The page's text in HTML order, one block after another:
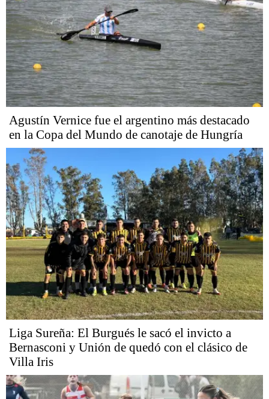
Agustín Vernice fue el argentino más destacado
en la Copa del Mundo de canotaje de Hungría
Liga Sureña: El Burgués le sacó el invicto a
Bernasconi y Unión de quedó con el clásico de
Villa Iris